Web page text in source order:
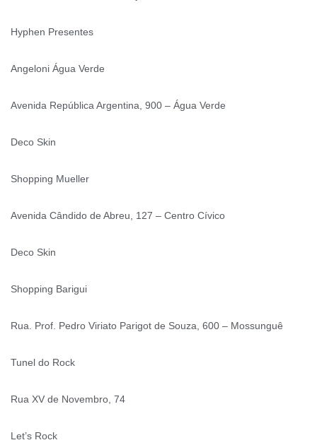
Hyphen Presentes
Angeloni Água Verde
Avenida República Argentina, 900 – Água Verde
Deco Skin
Shopping Mueller
Avenida Cândido de Abreu, 127 – Centro Cívico
Deco Skin
Shopping Barigui
Rua. Prof. Pedro Viriato Parigot de Souza, 600 – Mossunguê
Tunel do Rock
Rua XV de Novembro, 74
Let’s Rock